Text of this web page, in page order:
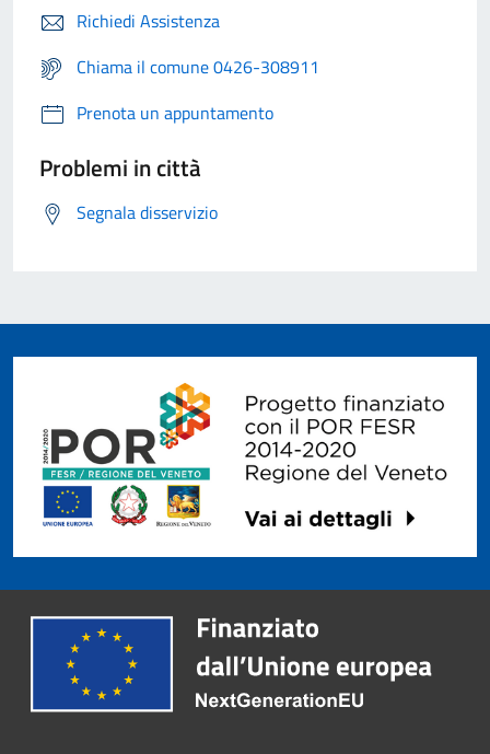
Richiedi Assistenza
Chiama il comune 0426-308911
Prenota un appuntamento
Problemi in città
Segnala disservizio